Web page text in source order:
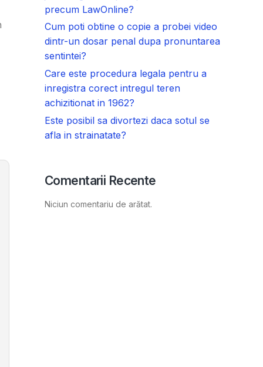
precum LawOnline?
Cum poti obtine o copie a probei video
dintr-un dosar penal dupa pronuntarea
sentintei?
Care este procedura legala pentru a
inregistra corect intregul teren
achizitionat in 1962?
Este posibil sa divortezi daca sotul se
afla in strainatate?
Comentarii Recente
Niciun comentariu de arătat.